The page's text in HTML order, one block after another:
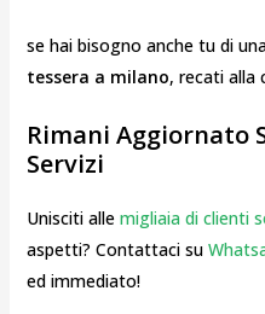
se hai bisogno anche tu di
tessera a milano, recati alla
Rimani Aggiornato
Servizi
Unisciti alle migliaia di clienti
aspetti? Contattaci su
ed immediato!